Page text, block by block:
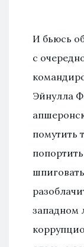
И бьюсь
с
Эйнулла
помутить
западном